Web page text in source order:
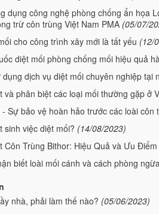
dụng công nghệ phòng chống ẩn họa
trừ côn trùng Việt Nam PMA (05/07/
cho công trình xây mới là tất yếu (12/
diệt mối phòng chống mối hiệu quả
dịch vụ diệt mối chuyên nghiệp tại
và phân biệt các loại mối thường gặp ở
- Sự bảo vệ hoàn hảo trước các loài côn
sinh việc diệt mối? (14/08/2023)
Côn Trùng Bithor: Hiệu Quả và Ưu Điểm
biết loài mối cánh và cách phòng
nhà, phải làm thế nào? (05/06/2023)